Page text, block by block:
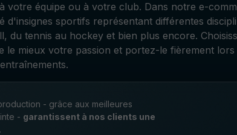
votre équipe ou à votre club. Dans notre e-
d'insignes sportifs représentant différentes
du tennis au hockey et bien plus encore.
le mieux votre passion et portez-le fièrement lors
- grâce aux meilleures
- garantissent à nos clients une
.